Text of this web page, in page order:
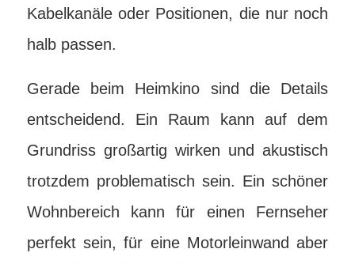
Kabelkanäle oder Positionen, die nur noch
halb passen.
Gerade beim Heimkino sind die Details
entscheidend. Ein Raum kann auf dem
Grundriss großartig wirken und akustisch
trotzdem problematisch sein. Ein schöner
Wohnbereich kann für einen Fernseher
perfekt sein, für eine Motorleinwand aber